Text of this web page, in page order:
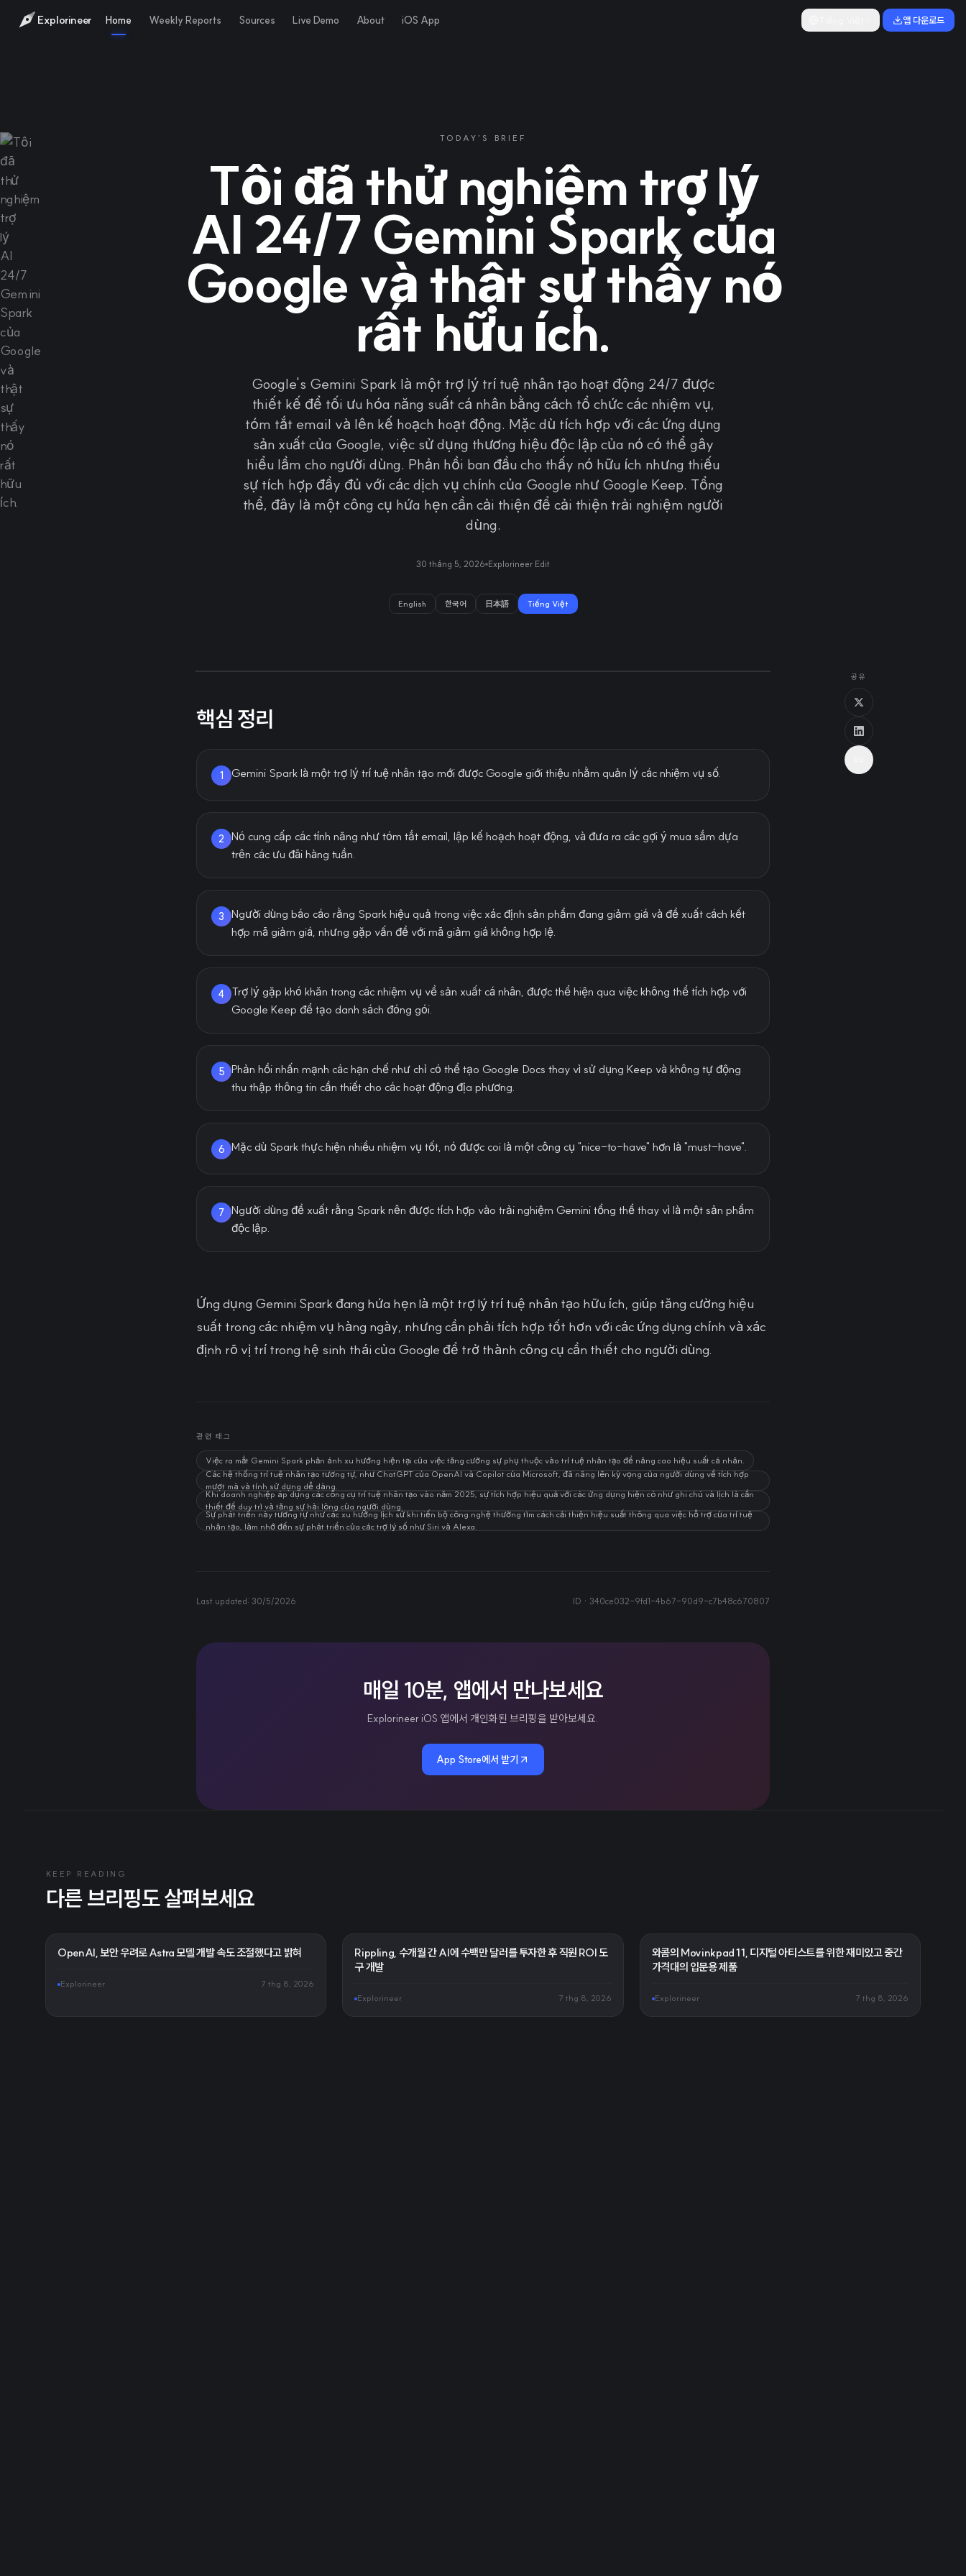
Explorineer Home Weekly Reports Sources Live Demo About iOS App 앱 다운로드
TODAY'S BRIEF
Tôi đã thử nghiệm trợ lý
AI 24/7 Gemini Spark của
Google và thật sự thấy nó
rất hữu ích.
Google's Gemini Spark là một trợ lý trí tuệ nhân tạo hoạt động 24/7 được
thiết kế để tối ưu hóa năng suất cá nhân bằng cách tổ chức các nhiệm vụ,
tóm tắt email và lên kế hoạch hoạt động. Mặc dù tích hợp với các ứng dụng
sản xuất của Google, việc sử dụng thương hiệu độc lập của nó có thể gây
hiểu lầm cho người dùng. Phản hồi ban đầu cho thấy nó hữu ích nhưng thiếu
sự tích hợp đầy đủ với các dịch vụ chính của Google như Google Keep. Tổng
thể, đây là một công cụ hứa hẹn cần cải thiện để cải thiện trải nghiệm người
dùng.
30 tháng 5, 2026 Explorineer Edit
English 한국어 日本語 Tiếng Việt
핵심 정리
1 Gemini Spark là một trợ lý trí tuệ nhân tạo mới được Google giới thiệu nhằm quản lý các nhiệm vụ số.
2
Nó cung cấp các tính năng như tóm tắt email, lập kế hoạch hoạt động, và đưa ra các gợi ý mua sắm dựa
trên các ưu đãi hàng tuần.
3
Người dùng báo cáo rằng Spark hiệu quả trong việc xác định sản phẩm đang giảm giá và đề xuất cách kết
hợp mã giảm giá, nhưng gặp vấn đề với mã giảm giá không hợp lệ.
4
Trợ lý gặp khó khăn trong các nhiệm vụ về sản xuất cá nhân, được thể hiện qua việc không thể tích hợp với
Google Keep để tạo danh sách đóng gói.
5 Phản hồi nhấn mạnh các hạn chế như chỉ có thể tạo Google Docs thay vì sử dụng Keep và không tự động
thu thập thông tin cần thiết cho các hoạt động địa phương.
6 Mặc dù Spark thực hiện nhiều nhiệm vụ tốt, nó được coi là một công cụ "nice-to-have" hơn là "must-have".
7
Người dùng đề xuất rằng Spark nên được tích hợp vào trải nghiệm Gemini tổng thể thay vì là một sản phẩm
độc lập.
Ứng dụng Gemini Spark đang hứa hẹn là một trợ lý trí tuệ nhân tạo hữu ích, giúp tăng cường hiệu
suất trong các nhiệm vụ hàng ngày, nhưng cần phải tích hợp tốt hơn với các ứng dụng chính và xác
định rõ vị trí trong hệ sinh thái của Google để trở thành công cụ cần thiết cho người dùng.
관련 태그
Việc ra mắt Gemini Spark phản ánh xu hướng hiện tại của việc tăng cường sự phụ thuộc vào trí tuệ nhân tạo để nâng cao hiệu suất cá nhân.
Các hệ thống trí tuệ nhân tạo tương tự, như ChatGPT của OpenAI và Copilot của Microsoft, đã nâng lên kỳ vọng của người dùng về tích hợp
mượt mà và tính sử dụng dễ dàng.
Khi doanh nghiệp áp dụng các công cụ trí tuệ nhân tạo vào năm 2025, sự tích hợp hiệu quả với các ứng dụng hiện có như ghi chú và lịch là cần
thiết để duy trì và tăng sự hài lòng của người dùng.
Sự phát triển này tương tự như các xu hướng lịch sử khi tiến bộ công nghệ thường tìm cách cải thiện hiệu suất thông qua việc hỗ trợ của trí tuệ
nhân tạo, làm nhớ đến sự phát triển của các trợ lý số như Siri và Alexa.
Last updated: 30/5/2026 ID · 340ce032-9fd1-4b67-90d9-c7b48c670807
매일 10분, 앱에서 만나보세요
Explorineer iOS 앱에서 개인화된 브리핑을 받아보세요.
App Store에서 받기
공유
KEEP READING
다른 브리핑도 살펴보세요
OpenAI, 보안 우려로 Astra 모델 개발 속도 조절했다고 밝혀
Explorineer 7 thg 8, 2026
Rippling, 수개월 간 AI에 수백만 달러를 투자한 후 직원 ROI 도
구 개발
Explorineer 7 thg 8, 2026
와콤의 Movinkpad 11, 디지털 아티스트를 위한 재미있고 중간
가격대의 입문용 제품
Explorineer 7 thg 8, 2026